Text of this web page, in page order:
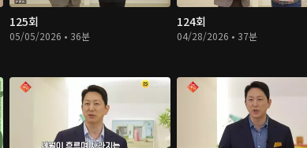
125회
05/05/2026 • 36분
124회
04/28/2026 • 37분